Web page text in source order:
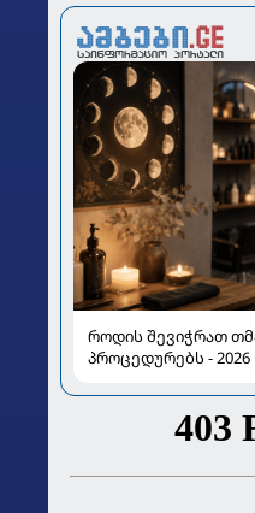
როდის შევიჭრათ
პროცედურებს -